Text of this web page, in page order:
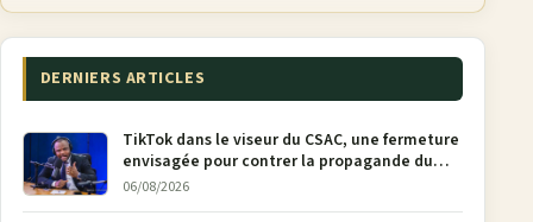
DERNIERS ARTICLES
TikTok dans le viseur du CSAC, une fermeture
envisagée pour contrer la propagande du
M23
06/08/2026